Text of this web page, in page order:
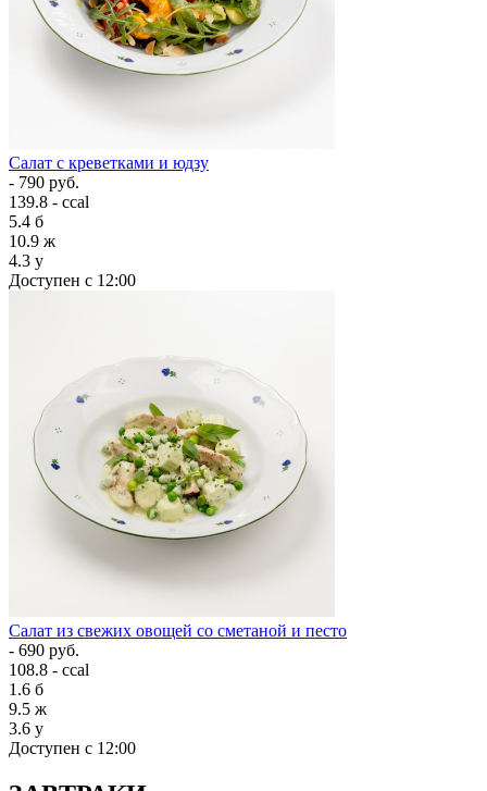
Салат с креветками и юдзу
- 790 руб.
139.8 - ccal
5.4 б
10.9 ж
4.3 у
Доступен с 12:00
Салат из свежих овощей со сметаной и песто
- 690 руб.
108.8 - ccal
1.6 б
9.5 ж
3.6 у
Доступен с 12:00